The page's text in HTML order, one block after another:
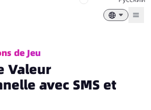
de Jeu
Valeur
avec SMS et